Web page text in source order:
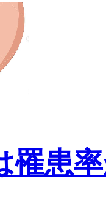
罹患